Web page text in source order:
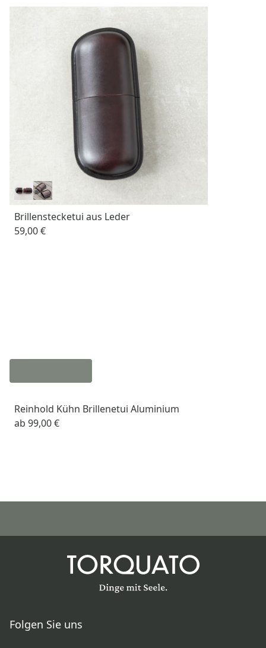
Brillenstecketui aus Leder
59,00 €
Reinhold Kühn Brillenetui Aluminium
ab 99,00 €
Folgen Sie uns